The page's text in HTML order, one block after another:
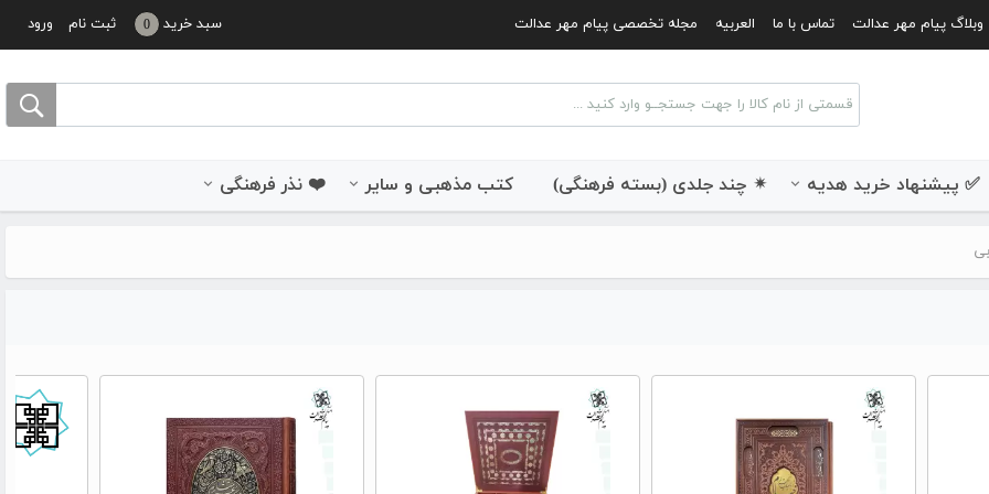
ورود ثبت نام سبد خرید 0 وبلاگ پیام مهر عدالت تماس با ما العربیه مجله تخصصی پیام مهر عدالت
✅ پیشنهاد خرید هدیه ✴ چند جلدی (بسته فرهنگی) کتب مذهبی و سایر ❤️ نذر فرهنگی